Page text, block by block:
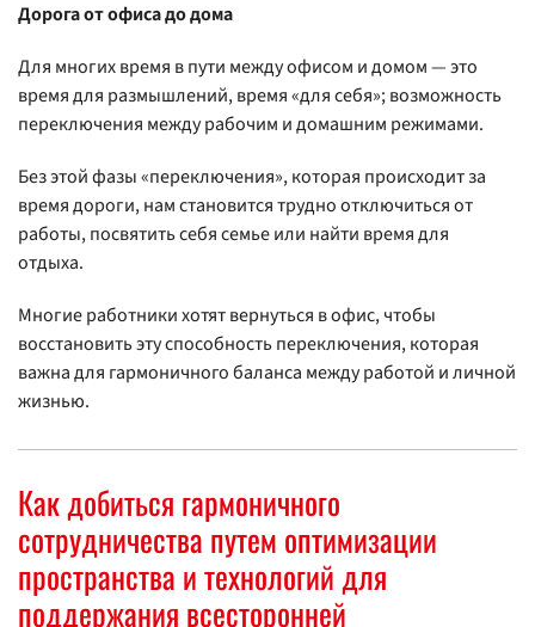
Дорога от офиса до дома
Для многих время в пути между офисом и домом — это
время для размышлений, время «для себя»; возможность
переключения между рабочим и домашним режимами.
Без этой фазы «переключения», которая происходит за
время дороги, нам становится трудно отключиться от
работы, посвятить себя семье или найти время для
отдыха.
Многие работники хотят вернуться в офис, чтобы
восстановить эту способность переключения, которая
важна для гармоничного баланса между работой и личной
жизнью.
Как добиться гармоничного
сотрудничества путем оптимизации
пространства и технологий для
поддержания всесторонней